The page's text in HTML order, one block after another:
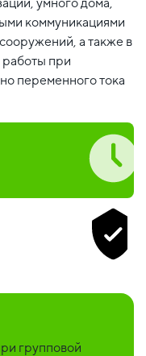
коммуникациями
а также в
при
переменного тока
групповой